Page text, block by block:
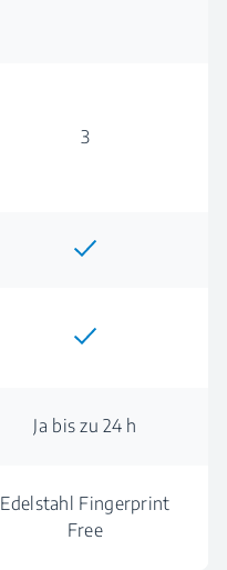
3
Ja bis zu 24 h
Edelstahl Fingerprint
Free